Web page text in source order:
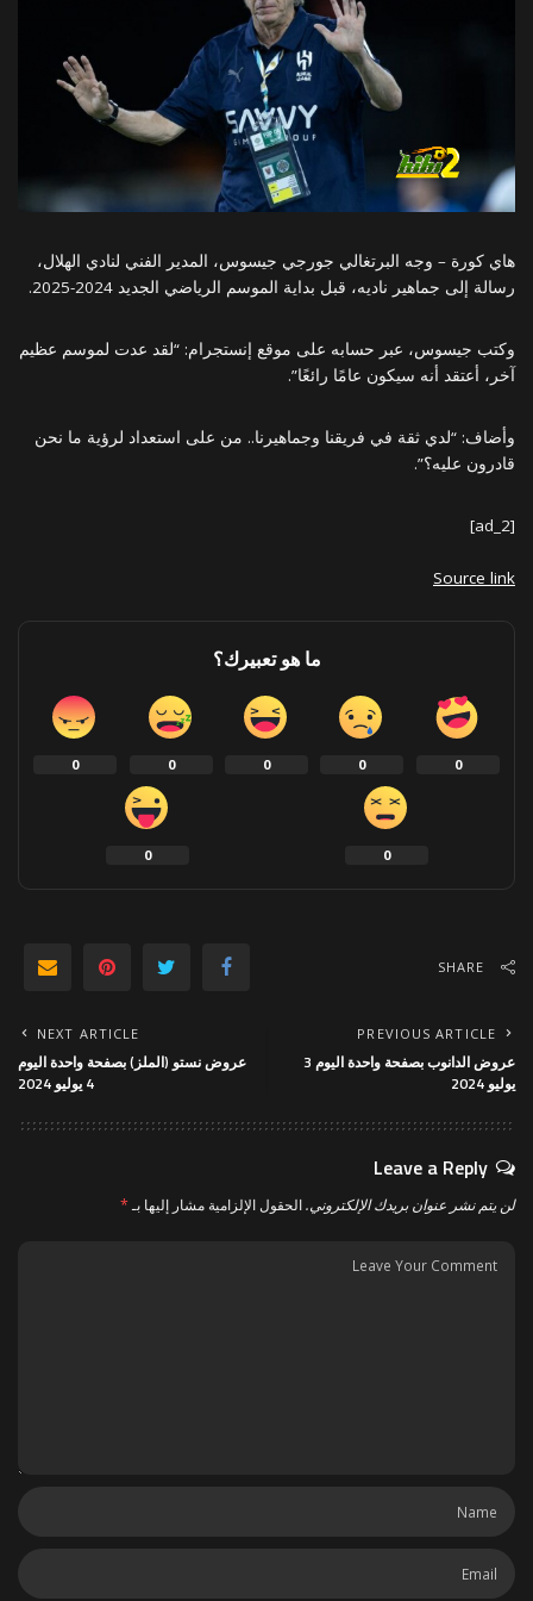
هاي كورة – وجه البرتغالي جورجي جيسوس، المدير الفني لنادي الهلال،
رسالة إلى جماهير ناديه، قبل بداية الموسم الرياضي الجديد 2024-2025.
وكتب جيسوس، عبر حسابه على موقع إنستجرام: “لقد عدت لموسم عظيم
آخر، أعتقد أنه سيكون عامًا رائعًا”.
وأضاف: “لدي ثقة في فريقنا وجماهيرنا.. من على استعداد لرؤية ما نحن
قادرون عليه؟”.
[ad_2]
Source link
ما هو تعبيرك؟
0
0
0
0
0
0
0
SHARE
PREVIOUS ARTICLE
عروض الدانوب بصفحة واحدة اليوم 3
يوليو 2024
NEXT ARTICLE
عروض نستو (الملز) بصفحة واحدة اليوم
4 يوليو 2024
Leave a Reply
لن يتم نشر عنوان بريدك الإلكتروني.الحقول الإلزامية مشار إليها بـ*